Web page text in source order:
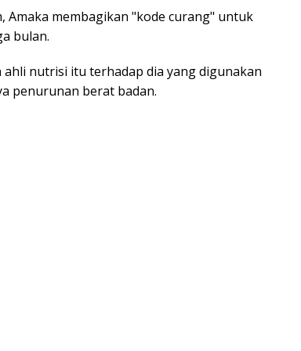
Amaka membagikan "kode curang" untuk
bulan.
nutrisi itu terhadap dia yang digunakan
penurunan berat badan.